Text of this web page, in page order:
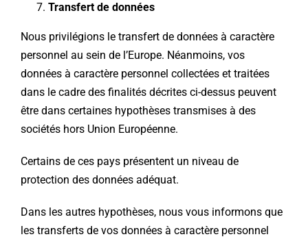
Transfert de données
Nous privilégions le transfert de données à caractère
personnel au sein de l’Europe. Néanmoins, vos
données à caractère personnel collectées et traitées
dans le cadre des finalités décrites ci-dessus peuvent
être dans certaines hypothèses transmises à des
sociétés hors Union Européenne.
Certains de ces pays présentent un niveau de
protection des données adéquat.
Dans les autres hypothèses, nous vous informons que
les transferts de vos données à caractère personnel